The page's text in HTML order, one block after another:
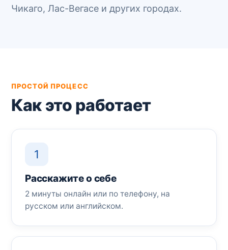
Чикаго, Лас-Вегасе и других городах.
ПРОСТОЙ ПРОЦЕСС
Как это работает
1
Расскажите о себе
2 минуты онлайн или по телефону, на
русском или английском.